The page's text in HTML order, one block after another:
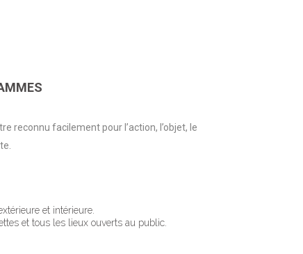
reconnu facilement pour l’action, l’objet, le
et intérieure.
et tous les lieux ouverts au public.